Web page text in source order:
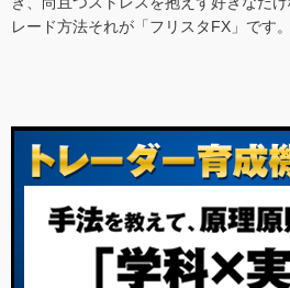
レード方法それが「フリスタFX」です。